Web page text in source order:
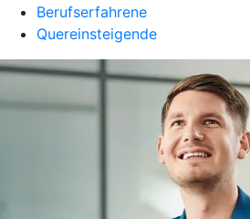
Berufserfahrene
Quereinsteigende